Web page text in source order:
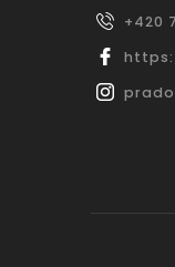
+420